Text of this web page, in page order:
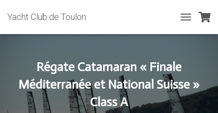
Yacht Club de Toulon
O
A
Régate Catamaran « Finale
Méditerranée et National Suisse »
Class A